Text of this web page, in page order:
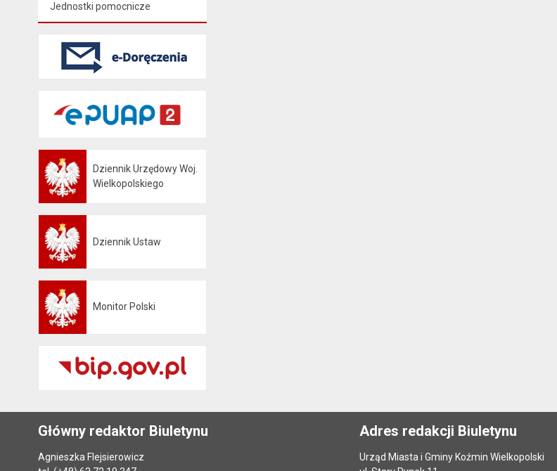
Jednostki pomocnicze
Dziennik Urzędowy Woj.
Wielkopolskiego
Dziennik Ustaw
Monitor Polski
Główny redaktor Biuletynu
Agnieszka Flejsierowicz
Adres redakcji Biuletynu
Urząd Miasta i Gminy Koźmin Wielkopolski